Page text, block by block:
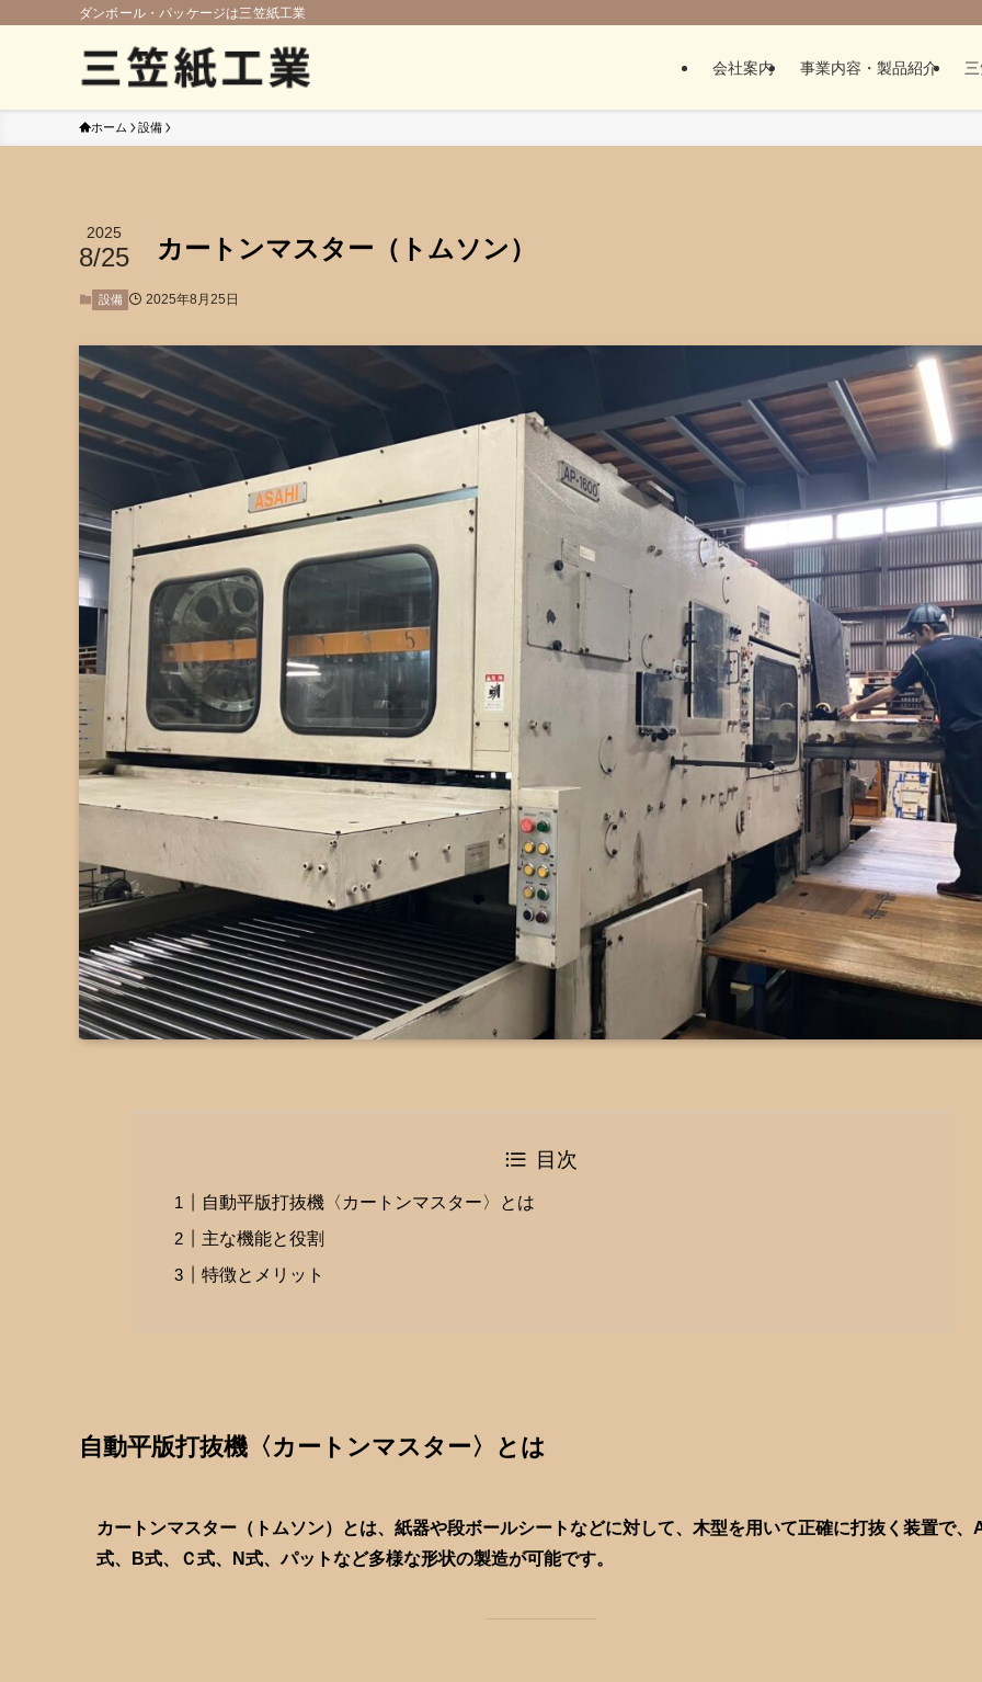
ダンボール・パッケージは三笠紙工業
会社案内 事業内容・製品紹介
ホーム 設備
カートンマスター（トムソン）
2025
8/25
設備 2025年8月25日
目次
自動平版打抜機〈カートンマスター〉とは
主な機能と役割
特徴とメリット
自動平版打抜機〈カートンマスター〉とは
カートンマスター（トムソン）とは、紙器や段ボールシートなどに対して、木型を用いて正確に打抜く装置で、
式、B式、Ｃ式、N式、パットなど多様な形状の製造が可能です。